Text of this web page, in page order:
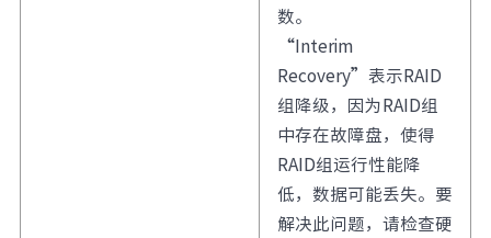
数。
“Interim
Recovery”表示RAID
组降级，因为RAID组
中存在故障盘，使得
RAID组运行性能降
低，数据可能丢失。要
解决此问题，请检查硬